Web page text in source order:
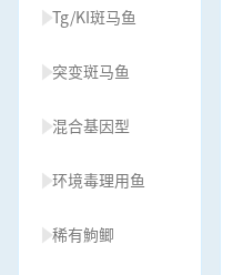
Tg/KI斑马鱼
突变斑马鱼
混合基因型
环境毒理用鱼
稀有鮈鲫